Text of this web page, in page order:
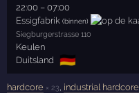
22:00 –07:00
Essigfabrik (binnen)
Siegburgerstrasse 110
Keulen
Duitsland
🇩🇪
hardcore × 23 industrial hardcore